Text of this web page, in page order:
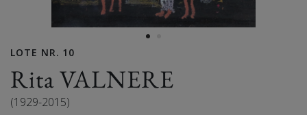
LOTE NR. 10
Rita VALNERE
(1929-2015)